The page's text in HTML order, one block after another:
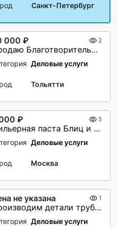
Санкт-Петербург
000 ₽ 2
Продаю Благотворительный Фонд
Деловые услуги
Тольятти
₽ 5
Фильерная паста Блиц и Ультразол
Деловые услуги
Москва
не указана 1
Производим детали трубопровода по чертежам заказчика
Деловые услуги